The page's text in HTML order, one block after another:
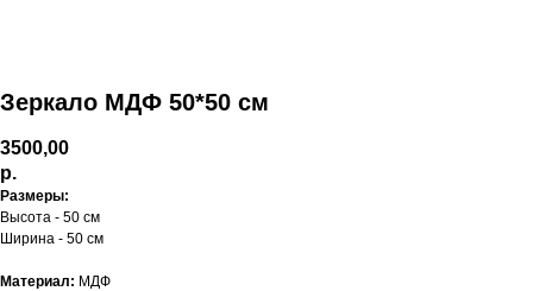
Зеркало МДФ 50*50 см
3500,00
р.
Размеры:
Высота - 50 см
Ширина - 50 см
Материал: МДФ